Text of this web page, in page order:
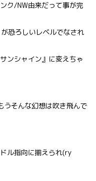
ク/NW由来だって事が完
恐ろしいレベルでなされ
ンシャイン』に変えちゃ
うそんな幻想は吹き飛んで
ル指向に揃えられ(ry